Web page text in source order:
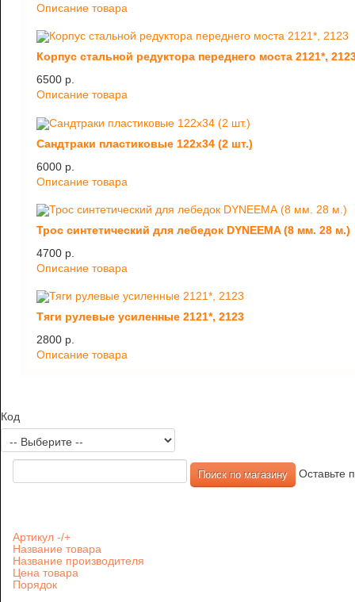
Описание товара
Корпус стальной редуктора переднего моста 2121*,
6500 p.
Описание товара
Сандтраки пластиковые 122х34 (2 шт.)
6000 p.
Описание товара
Трос синтетический для лебедок DYNEEMA (8 мм. 28 м.)
4700 p.
Описание товара
Тяги рулевые усиленные 2121*, 2123
2800 p.
Описание товара
Код
Оставьте
Артикул -/+
Название товара
Название производителя
Цена товара
Порядок